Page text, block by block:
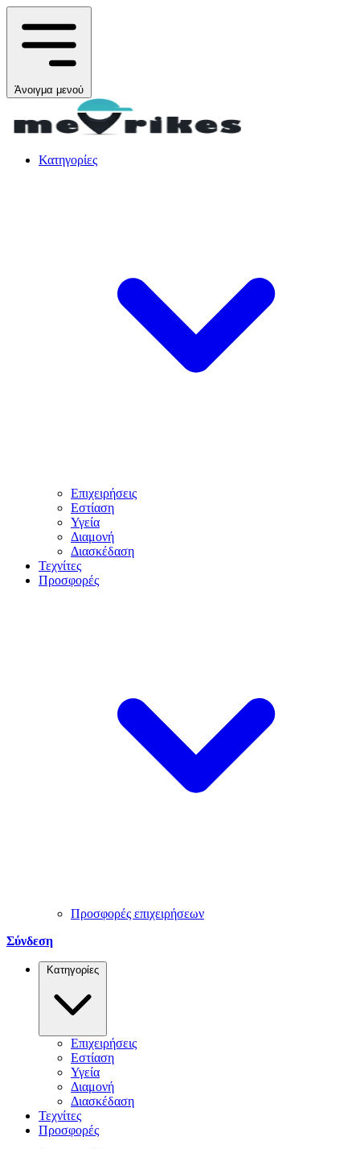
Άνοιγμα μενού
Κατηγορίες
Επιχειρήσεις
Εστίαση
Υγεία
Διαμονή
Διασκέδαση
Τεχνίτες
Προσφορές
Προσφορές επιχειρήσεων
Σύνδεση
Κατηγορίες
Επιχειρήσεις
Εστίαση
Υγεία
Διαμονή
Διασκέδαση
Τεχνίτες
Προσφορές